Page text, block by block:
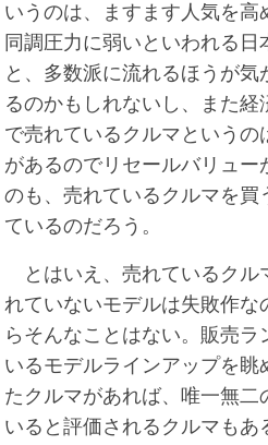
いうのは、ますます人気を高
同調圧力に弱いといわれる
と、多数派に流れるほうが気
るのかもしれないし、また
で売れているクルマという
があるのでリセールバリュー
のも、売れているクルマを買
ているのだろう。
とはいえ、売れているクル
れていないモデルは失敗作
らそんなことはない。販売
いるモデルラインアップを
たクルマがあれば、唯一無二
いると評価されるクルマもあ